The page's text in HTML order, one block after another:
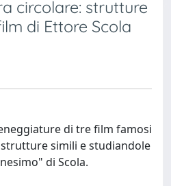
circolare: strutture
di Ettore Scola
di tre film famosi
simili e studiandole
di Scola.